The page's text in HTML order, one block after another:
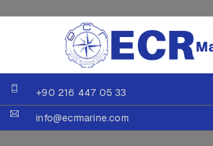
+90 216 447 05 33
info@ecrmarine.com